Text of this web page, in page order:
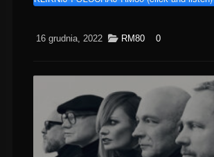
16 grudnia, 2022 RM80 0